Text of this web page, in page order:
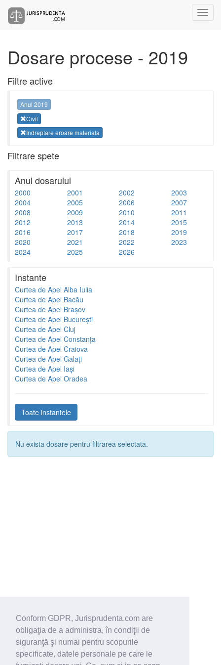
Conform GDPR, Jurisprudenta.com are
obligaţia de a administra, în condiţii de
siguranţă şi numai pentru scopurile
specificate, datele personale pe care le
Dosare procese - 2019
Filtre active
Anul 2019
Civil
Indreptare eroare materiala
Filtrare spete
Anul dosarului
2000 2001 2002
2003
2004
2005 2006
2007
2008
2009 2010
2011
2012
2013 2014
2015
2016
2017 2018
2019
2020
2021 2022
2023
2024
2025 2026
Instante
Curtea de Apel Alba Iulia
Curtea de Apel Bacău
Curtea de Apel Brașov
Curtea de Apel București
Curtea de Apel Cluj
Curtea de Apel Constanța
Curtea de Apel Craiova
Curtea de Apel Galați
Curtea de Apel Iași
Curtea de Apel Oradea
Toate instantele
Nu exista dosare pentru filtrarea selectata.